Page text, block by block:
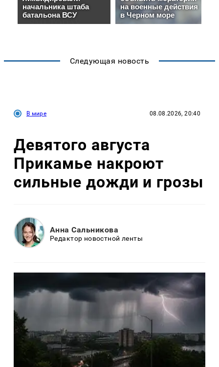
Следующая новость
В мире 08.08.2026, 20:40
Девятого августа
Прикамье накроют
сильные дожди и грозы
Анна Сальникова
Редактор новостной ленты